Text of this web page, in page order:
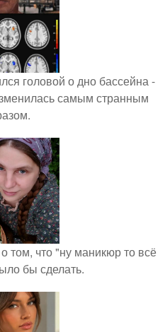
головой о дно бассейна -
самым странным
том, что "ну маникюр то всё
бы сделать.